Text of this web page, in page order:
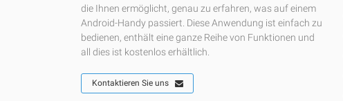
die Ihnen ermöglicht, genau zu erfahren, was auf einem
Android-Handy passiert. Diese Anwendung ist einfach zu
bedienen, enthält eine ganze Reihe von Funktionen und
all dies ist kostenlos erhältlich.
Kontaktieren Sie uns